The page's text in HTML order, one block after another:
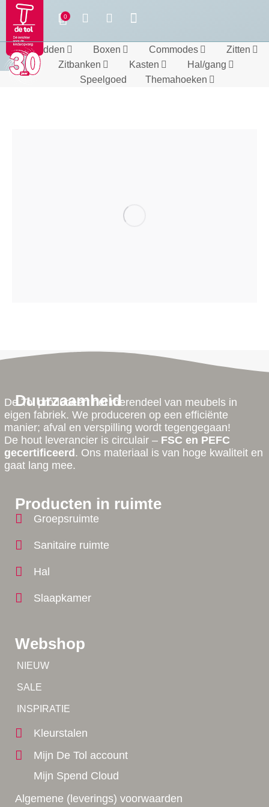
Bedden Boxen Commodes
Zitten
Zitbanken
Kasten
Hal/gang
Speelgoed
Themahoeken
Webshop
NIEUW
SALE
INSPIRATIE
Kleurstalen
Mijn De Tol account
Mijn Spend Cloud
Algemene (leverings) voorwaarden
Producten in ruimte
Groepsruimte
Sanitaire ruimte
Hal
Slaapkamer
Duurzaamheid
De Tol produceert het merendeel van meubels in
eigen fabriek. We produceren op een efficiënte
manier; afval en verspilling wordt tegengegaan!
De hout leverancier is circulair – FSC en PEFC
gecertificeerd . Ons materiaal is van hoge kwaliteit en
gaat lang mee.